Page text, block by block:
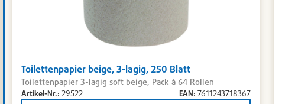
Toilettenpapier beige, 3-lagig, 250 Blatt
Toilettenpapier 3-lagig soft beige, Pack à 64 Rollen
Artikel-Nr.: 29522 EAN: 7611243718367